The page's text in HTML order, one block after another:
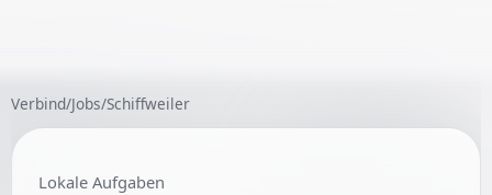
Verbind/Jobs/Schiffweiler
Lokale Aufgaben